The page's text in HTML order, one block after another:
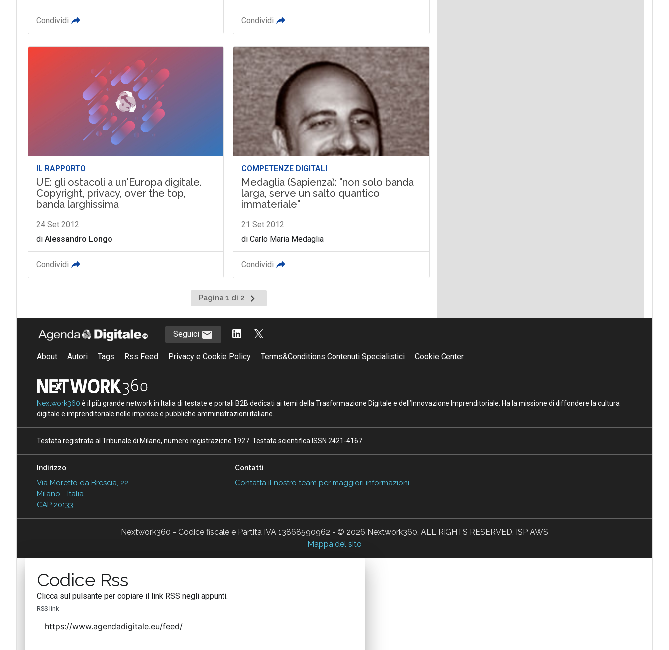
Condividi Condividi
IL RAPPORTO
UE: gli ostacoli a un'Europa digitale.
Copyright, privacy, over the top,
banda larghissima
24 Set 2012
di Alessandro Longo
Condividi
COMPETENZE DIGITALI
Medaglia (Sapienza): "non solo banda
larga, serve un salto quantico
immateriale"
21 Set 2012
di Carlo Maria Medaglia
Condividi
Pagina 1 di 2
Pagina
successiva
Seguici
About Autori Tags Rss Feed Privacy e Cookie Policy Terms&Conditions Contenuti Specialistici Cookie Center
Nextwork360 è il più grande network in Italia di testate e portali B2B dedicati ai temi della Trasformazione Digitale e dell’Innovazione Imprenditoriale. Ha la missione di diffondere la cultura
digitale e imprenditoriale nelle imprese e pubbliche amministrazioni italiane.
Testata registrata al Tribunale di Milano, numero registrazione 1927. Testata scientifica ISSN 2421-4167
Indirizzo
Via Moretto da Brescia, 22
Milano - Italia
CAP 20133
Contatti
Contatta il nostro team per maggiori informazioni
Nextwork360 - Codice fiscale e Partita IVA 13868590962 - © 2026 Nextwork360. ALL RIGHTS RESERVED. ISP AWS
Mappa del sito
Codice Rss
Clicca sul pulsante per copiare il link RSS negli appunti.
RSS link